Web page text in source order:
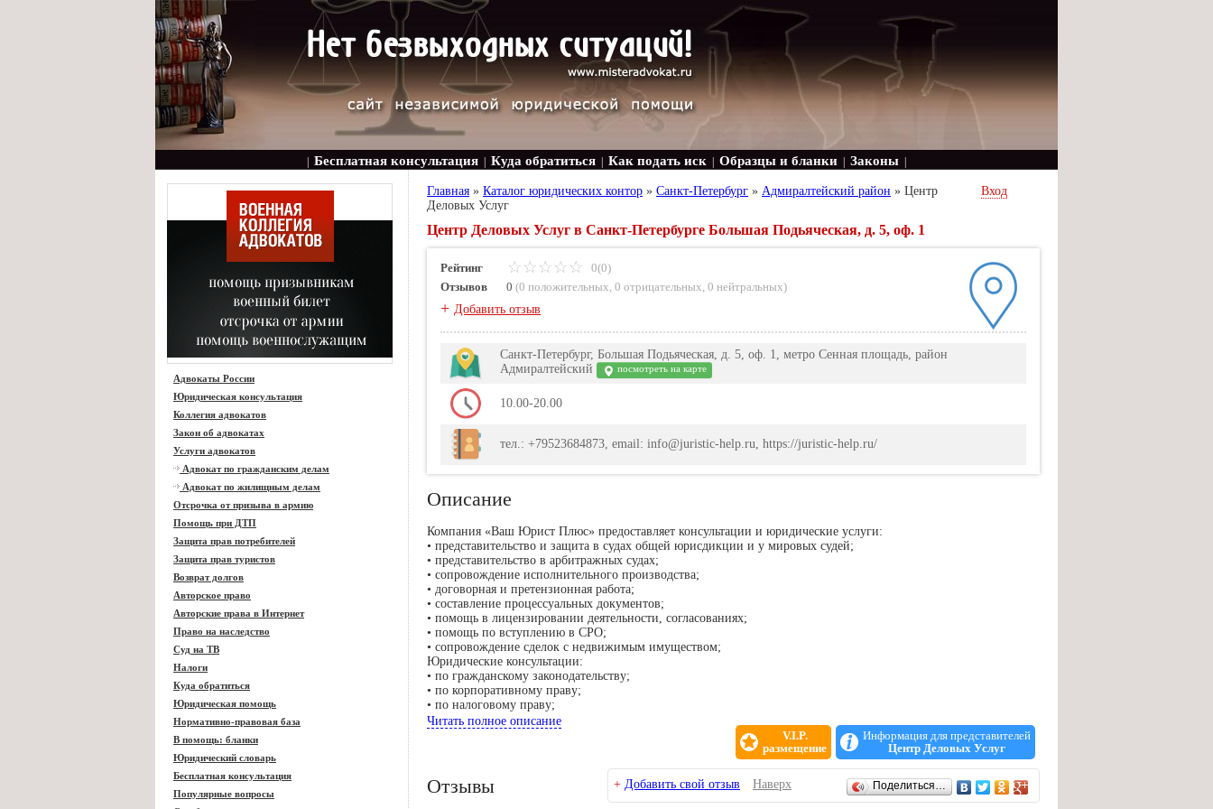
Бесплатная консультация Куда обратиться Как подать иск Образцы и бланки Законы
Адвокаты России
Юридическая консультация
Коллегия адвокатов
Закон об адвокатах
Услуги адвокатов
Адвокат по гражданским делам
Адвокат по жилищным делам
Отсрочка от призыва в армию
Помощь при ДТП
Защита прав потребителей
Защита прав туристов
Возврат долгов
Авторское право
Авторские права в Интернет
Право на наследство
Суд на ТВ
Налоги
Куда обратиться
Юридическая помощь
Нормативно-правовая база
В помощь: бланки
Юридический словарь
Бесплатная консультация
Популярные вопросы
Главная » Каталог юридических контор » Санкт-Петербург » Адмиралтейский район » Центр
Деловых Услуг
Вход
Центр Деловых Услуг в Санкт-Петербурге Большая Подьяческая, д. 5, оф. 1
Рейтинг
0(0)
Отзывов
0 (0 положительных, 0 отрицательных, 0 нейтральных)
+ Добавить отзыв
Санкт-Петербург, Большая Подьяческая, д. 5, оф. 1, метро Сенная площадь, район
Адмиралтейский
посмотреть на карте
10.00-20.00
тел.: +79523684873, email: info@juristic-help.ru, https://juristic-help.ru/
Описание
Компания «Ваш Юрист Плюс» предоставляет консультации и юридические услуги:
• представительство и защита в судах общей юрисдикции и у мировых судей;
• представительство в арбитражных судах;
• сопровождение исполнительного производства;
• договорная и претензионная работа;
• составление процессуальных документов;
• помощь в лицензировании деятельности, согласованиях;
• помощь по вступлению в СРО;
• сопровождение сделок с недвижимым имуществом;
Юридические консультации:
• по гражданскому законодательству;
• по корпоративному праву;
• по налоговому праву;
• по вопросам предпринимательской деятельности;
• по вопросам недвижимого имущества;
• по семейному праву;
Читать полное описание
V.I.P.
размещение
Информация для представителей
Центр Деловых Услуг
Отзывы + Добавить свой отзыв Наверх Поделиться…